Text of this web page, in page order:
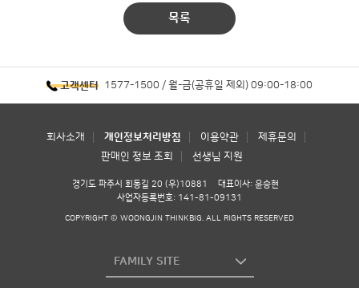
목록
고객센터 1577-1500 / 월-금(공휴일 제외) 09:00-18:00
회사소개 개인정보처리방침 이용약관
제휴문의
판매인 정보 조회
선생님 지원
경기도 파주시 회동길 20 (우)10881
대표이사: 윤승현
사업자등록번호: 141-81-09131
COPYRIGHT © WOONGJIN THINKBIG. ALL RIGHTS RESERVED
FAMILY SITE